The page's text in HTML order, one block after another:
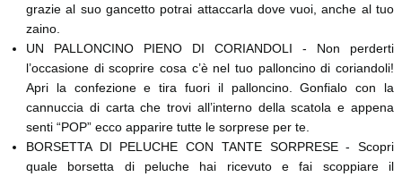
grazie al suo gancetto potrai attaccarla dove vuoi, anche al tuo
zaino.
UN PALLONCINO PIENO DI CORIANDOLI - Non perderti
l’occasione di scoprire cosa c’è nel tuo palloncino di coriandoli!
Apri la confezione e tira fuori il palloncino. Gonfialo con la
cannuccia di carta che trovi all’interno della scatola e appena
senti “POP” ecco apparire tutte le sorprese per te.
BORSETTA DI PELUCHE CON TANTE SORPRESE - Scopri
quale borsetta di peluche hai ricevuto e fai scoppiare il